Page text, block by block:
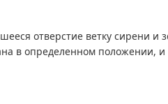
отверстие ветку сирени и
в определенном положении, и